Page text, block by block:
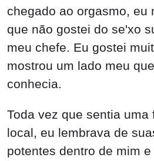
chegado ao orgasmo, eu
que não gostei do se'xo
meu chefe. Eu gostei
mostrou um lado meu
conhecia.
Toda vez que sentia uma
local, eu lembrava de
potentes dentro de mim